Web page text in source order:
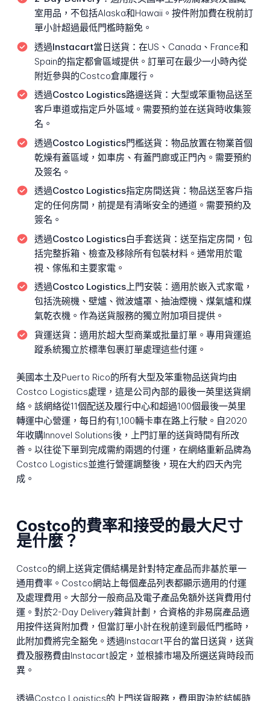
室用品，不包括Alaska和Hawaii。按件附加費在稅前訂
單小計超過最低門檻時豁免。
透過Instacart當日送貨： 在US、Canada、France和
Spain的指定都會區域提供。訂單可在最少一小時內從
附近參與的Costco倉庫履行。
透過Costco Logistics路邊送貨： 大型或笨重物品送至
客戶車道或指定戶外區域。需要預約並在送貨時收集簽
名。
透過Costco Logistics門檻送貨： 物品放置在物業首個
乾燥有蓋區域，如車房、有蓋門廊或正門內。需要預約
及簽名。
透過Costco Logistics指定房間送貨： 物品送至客戶指
定的任何房間，前提是有清晰安全的通道。需要預約及
簽名。
透過Costco Logistics白手套送貨： 送至指定房間，包
括完整拆箱、檢查及移除所有包裝材料。通常用於電
視、傢俬和主要家電。
透過Costco Logistics上門安裝： 適用於嵌入式家電，
包括洗碗機、壁爐、微波爐罩、抽油煙機、煤氣爐和煤
氣乾衣機。作為送貨服務的獨立附加項目提供。
貨運送貨： 適用於超大型商業或批量訂單。專用貨運追
蹤系統獨立於標準包裹訂單處理這些付運。
美國本土及Puerto Rico的所有大型及笨重物品送貨均由
Costco Logistics處理，這是公司內部的最後一英里送貨網
絡。該網絡從11個配送及履行中心和超過100個最後一英里
轉運中心營運，每日約有1,100輛卡車在路上行駛。自2020
年收購Innovel Solutions後，上門訂單的送貨時間有所改
善。以往從下單到完成需約兩週的付運，在網絡重新品牌為
Costco Logistics並進行營運調整後，現在大約四天內完
成。
Costco的費率和接受的最大尺寸
是什麼？
Costco的網上送貨定價結構是針對特定產品而非基於單一
通用費率。Costco網站上每個產品列表都顯示適用的付運
及處理費用。大部分一般商品及電子產品免額外送貨費用付
運。對於2-Day Delivery雜貨計劃，合資格的非易腐產品適
用按件送貨附加費，但當訂單小計在稅前達到最低門檻時，
此附加費將完全豁免。透過Instacart平台的當日送貨，送貨
費及服務費由Instacart設定，並根據市場及所選送貨時段而
異。
透過Costco Logistics的上門送貨服務，費用取決於結帳時